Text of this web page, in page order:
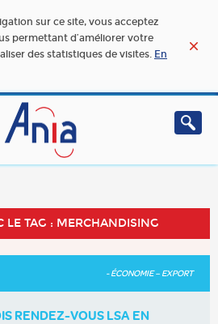
sur ce site, vous acceptez
permettant d’améliorer votre
des statistiques de visites. En
LE TAG : MERCHANDISING
- ÉCONOMIE – EXPORT
RENDEZ-VOUS LSA EN